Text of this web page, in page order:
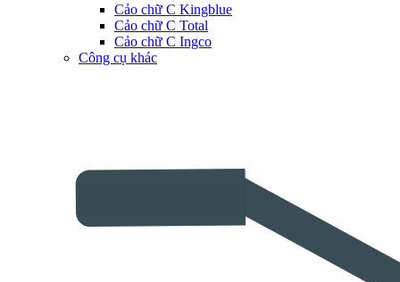
Cảo chữ C Kingblue
Cảo chữ C Total
Cảo chữ C Ingco
Công cụ khác